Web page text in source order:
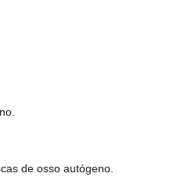
de osso autógeno.